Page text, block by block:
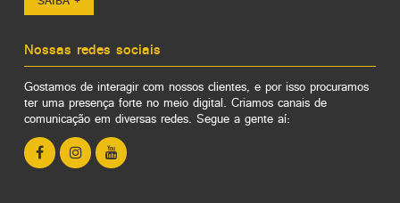
Nossas redes sociais
Gostamos de interagir com nossos clientes, e por isso procuramos
ter uma presença forte no meio digital. Criamos canais de
comunicação em diversas redes. Segue a gente aí: